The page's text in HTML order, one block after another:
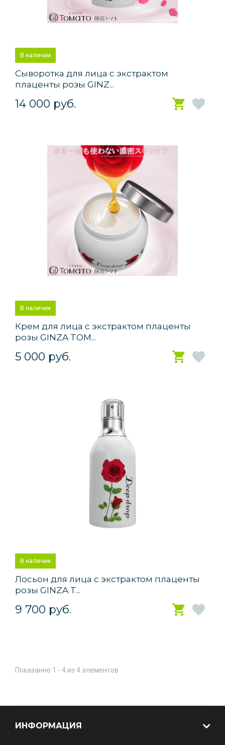
В наличии
Сыворотка для лица с экстрактом
плаценты розы GINZ...
14 000 руб.
В наличии
Крем для лица с экстрактом плаценты
розы GINZA TOM...
5 000 руб.
В наличии
Лосьон для лица с экстрактом плаценты
розы GINZA T...
9 700 руб.
Показанно 1 - 4 из 4 элементов
ИНФОРМАЦИЯ